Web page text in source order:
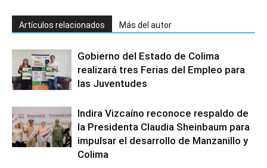
Artículos relacionados Más del autor
Gobierno del Estado de Colima
realizará tres Ferias del Empleo para
las Juventudes
Indira Vizcaíno reconoce respaldo de
la Presidenta Claudia Sheinbaum para
impulsar el desarrollo de Manzanillo y
Colima